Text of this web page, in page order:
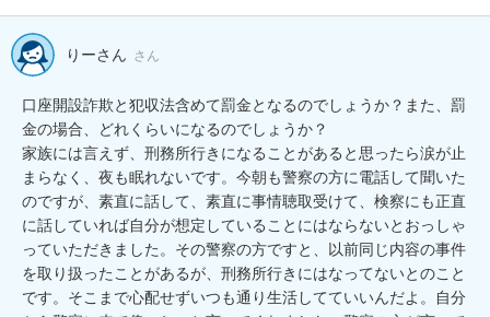
りーさん さん
口座開設詐欺と犯収法含めて罰金となるのでしょうか？また、罰
金の場合、どれくらいになるのでしょうか？
家族には言えず、刑務所行きになることがあると思ったら涙が止
まらなく、夜も眠れないです。今朝も警察の方に電話して聞いた
のですが、素直に話して、素直に事情聴取受けて、検察にも正直
に話していれば自分が想定していることにはならないとおっしゃ
っていただきました。その警察の方ですと、以前同じ内容の事件
を取り扱ったことがあるが、刑務所行きにはなってないとのこと
です。そこまで心配せずいつも通り生活してていいんだよ。自分